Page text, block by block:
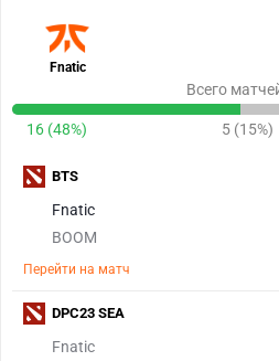
Fnatic
Всего
16 (48%) 5 (15%)
Fnatic
BOOM
Перейти на матч
BTS
Fnatic
DPC23 SEA